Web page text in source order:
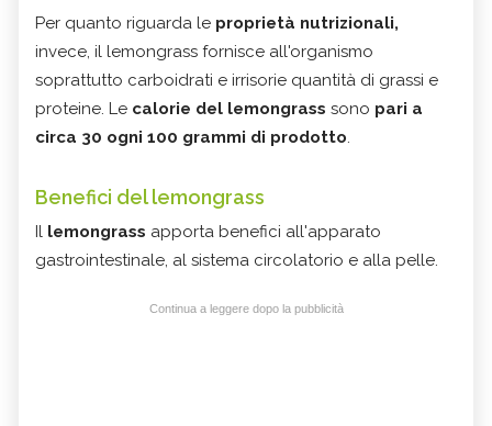
Per quanto riguarda le proprietà nutrizionali,
invece, il lemongrass fornisce all'organismo
soprattutto carboidrati e irrisorie quantità di grassi e
proteine. Le calorie del lemongrass sono pari a
circa 30 ogni 100 grammi di prodotto.
Benefici del lemongrass
Il lemongrass apporta benefici all'apparato
gastrointestinale, al sistema circolatorio e alla pelle.
Continua a leggere dopo la pubblicità